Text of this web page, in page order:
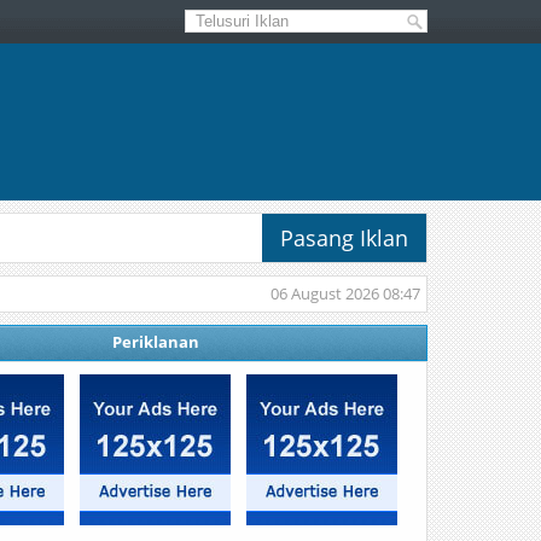
Pasang Iklan
06 August 2026 08:47
Periklanan